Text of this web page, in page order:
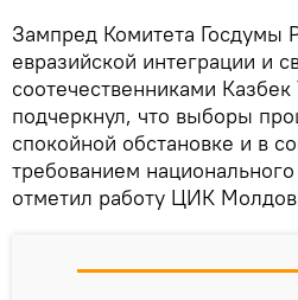
Зампред Комитета Госдумы
евразийской интеграции и
соотечественниками Казбек
подчеркнул, что выборы
спокойной обстановке и в
требованием
отметил работу ЦИК